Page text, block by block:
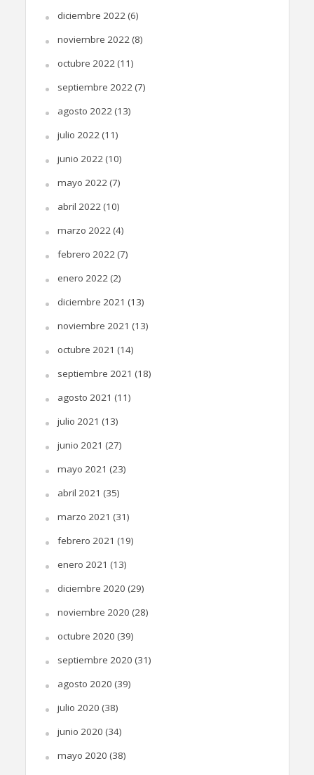
diciembre 2022(6)
noviembre 2022(8)
octubre 2022(11)
septiembre 2022(7)
agosto 2022(13)
julio 2022(11)
junio 2022(10)
mayo 2022(7)
abril 2022(10)
marzo 2022(4)
febrero 2022(7)
enero 2022(2)
diciembre 2021 (13)
noviembre 2021 (13)
octubre 2021 (14)
septiembre 2021 (18)
agosto 2021 (11)
julio 2021 (13)
junio 2021 (27)
mayo 2021 (23)
abril 2021 (35)
marzo 2021 (31)
febrero 2021 (19)
enero 2021 (13)
diciembre 2020 (29)
noviembre 2020 (28)
octubre 2020 (39)
septiembre 2020 (31)
agosto 2020 (39)
julio 2020 (38)
junio 2020 (34)
mayo 2020 (38)